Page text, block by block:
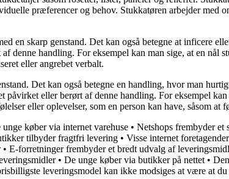
præferencer og behov. Stukkatøren arbejder med
en skarp genstand. Det kan også betegne at inficere
handling. For eksempel kan man sige, at en nål
eller angrebet verbalt.
Det kan også betegne en handling, hvor man
eller berørt af denne handling. For eksempel kan
eller oplevelser, som en person kan have, såsom at
unge køber via internet varehuse • Netshops frembyder et
tilbyder fragtfri levering • Visse internet
• E-forretninger frembyder et bredt udvalg af
• De unge køber via butikker på nettet •
leveringsmodel kan ikke modsiges at være at